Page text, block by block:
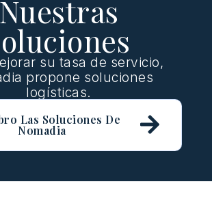
Nuestras
su tasa de servicio,
propone soluciones
logísticas.
Las Soluciones De
Nomadia